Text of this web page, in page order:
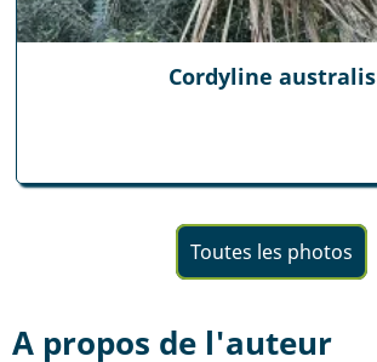
Cordyline australis
Toutes les photos
A propos de l'auteur